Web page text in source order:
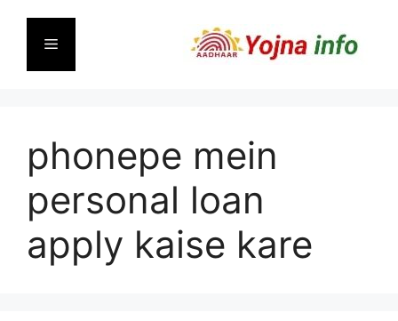
content
Menu
phonepe mein
personal loan
apply kaise kare